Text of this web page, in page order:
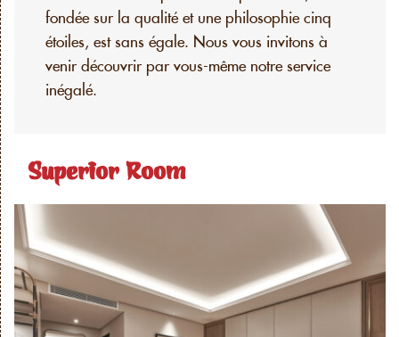
fondée sur la qualité et une philosophie cinq
étoiles, est sans égale. Nous vous invitons à
venir découvrir par vous-même notre service
inégalé.
Superior Room